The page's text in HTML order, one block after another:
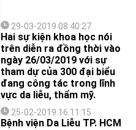
29-03-2019 08:40:27
Hai sự kiện khoa học nói
trên diễn ra đồng thời vào
ngày 26/03/2019 với sự
tham dự của 300 đại biểu
đang công tác trong lĩnh
vực da liễu, thẩm mỹ.
25-02-2019 16:11:15
Bệnh viện Da Liễu TP. HCM